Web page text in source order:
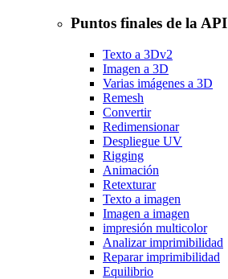
Puntos finales de la API
Texto a 3Dv2
Imagen a 3D
Varias imágenes a 3D
Remesh
Convertir
Redimensionar
Despliegue UV
Rigging
Animación
Retexturar
Texto a imagen
Imagen a imagen
impresión multicolor
Analizar imprimibilidad
Reparar imprimibilidad
Equilibrio